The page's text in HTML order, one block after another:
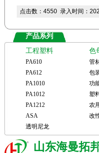
点击数：4550 录入时间：
产品系列
工程塑料
PA610
PA612
PA1010
PA1012
PA1212
ASA
透明尼龙
色
管
包
功
塑
农
改
山东海曼拓